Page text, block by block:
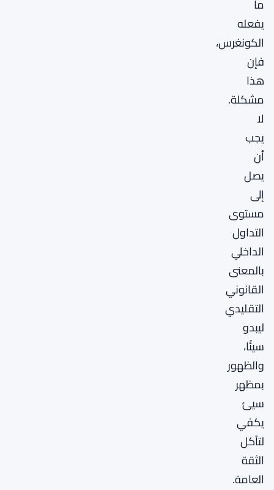
ما
يفعله
الكونغرس،
فإن
هذا
مشكلة.
لا
يجب
أن
يصل
إلى
مستوى
التداول
الداخلي
بالمعنى
القانوني
التقليدي
ليبدو
سيئًا،
والظهور
بمظهر
سيئ
يكفي
لتآكل
الثقة
العامة.